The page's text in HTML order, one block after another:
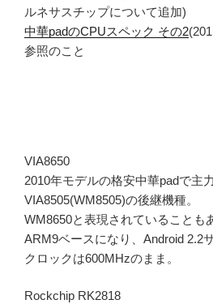
ルネサスチップについて追加)
中華padのCPUスペック その2
参照のこと
VIA8650
2010年モデルの格安中華padで主
VIA8505(WM8505)の後継機種。
WM8650と表現されていることも
ARM9ベースになり、Android 2.2
クロックは600MHzのまま。
Rockchip RK2818